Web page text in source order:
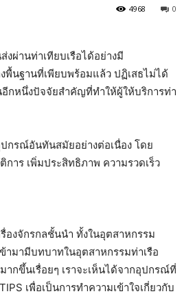
0
4968
ผ่านท่าเทียบเรือได้อย่างมี
พื้นฐานที่เพียบพร้อมแล้ว ปฏิเสธไม่ได้
กหนึ่งปัจจัยสำคัญที่ทำให้ผู้ให้บริการท่า
กรณ์อันทันสมัยอย่างต่อเนื่อง โดย
าร เพิ่มประสิทธิภาพ ความรวดเร็ว
องจักรกลชั้นนำ ทั้งในอุตสาหกรรม
ามามีบทบาทในอุตสาหกรรมท่าเรือ
กขึ้นเรื่อยๆ เราจะเห็นได้จากอุปกรณ์ที่
เพื่อเป็นการทำความเข้าใจเกี่ยวกับ